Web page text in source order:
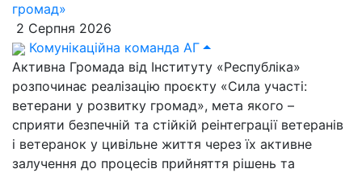
громад»
2 Серпня 2026
Комунікаційна команда АГ
Активна Громада від Інституту «Республіка»
розпочинає реалізацію проєкту «Сила участі:
ветерани у розвитку громад», мета якого –
сприяти безпечній та стійкій реінтеграції ветеранів
і ветеранок у цивільне життя через їх активне
залучення до процесів прийняття рішень та